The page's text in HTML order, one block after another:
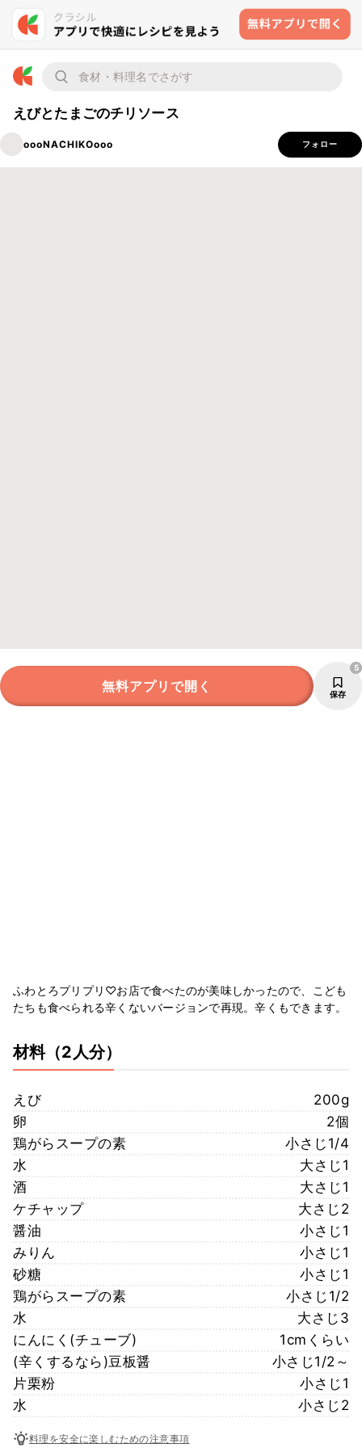
えびとたまごのチリソース
oooNACHIKOooo フォロー
無料アプリで開く 保存
5
ふわとろプリプリ♡お店で食べたのが美味しかったので、こども
たちも食べられる辛くないバージョンで再現。辛くもできます。
材料（2人分）
えび
200g
卵
2個
鶏がらスープの素
小さじ1/4
水
大さじ1
酒
大さじ1
ケチャップ
大さじ2
醤油
小さじ1
みりん
小さじ1
砂糖
小さじ1
鶏がらスープの素
小さじ1/2
水
大さじ3
にんにく(チューブ)
1cmくらい
(辛くするなら)豆板醤
小さじ1/2～
片栗粉
小さじ1
水
小さじ2
料理を安全に楽しむための注意事項